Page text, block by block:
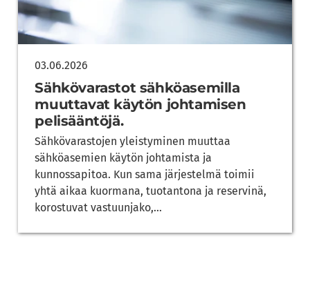
03.06.2026
Sähkövarastot sähköasemilla
muuttavat käytön johtamisen
pelisääntöjä.
Sähkövarastojen yleistyminen muuttaa
sähköasemien käytön johtamista ja
kunnossapitoa. Kun sama järjestelmä toimii
yhtä aikaa kuormana, tuotantona ja reservinä,
korostuvat vastuunjako,...